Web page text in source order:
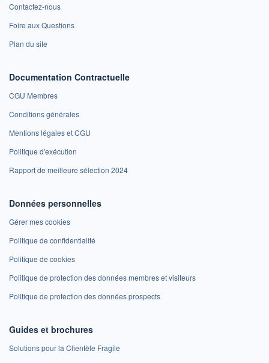
Contactez-nous
Foire aux Questions
Plan du site
Documentation Contractuelle
CGU Membres
Conditions générales
Mentions légales et CGU
Politique d'exécution
Rapport de meilleure sélection 2024
Données personnelles
Gérer mes cookies
Politique de confidentialité
Politique de cookies
Politique de protection des données membres et visiteurs
Politique de protection des données prospects
Guides et brochures
Solutions pour la Clientèle Fragile